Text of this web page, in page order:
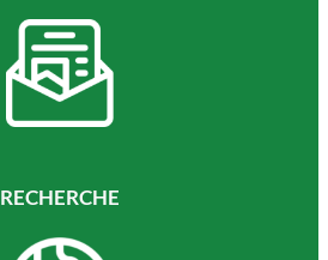
RECHERCHE